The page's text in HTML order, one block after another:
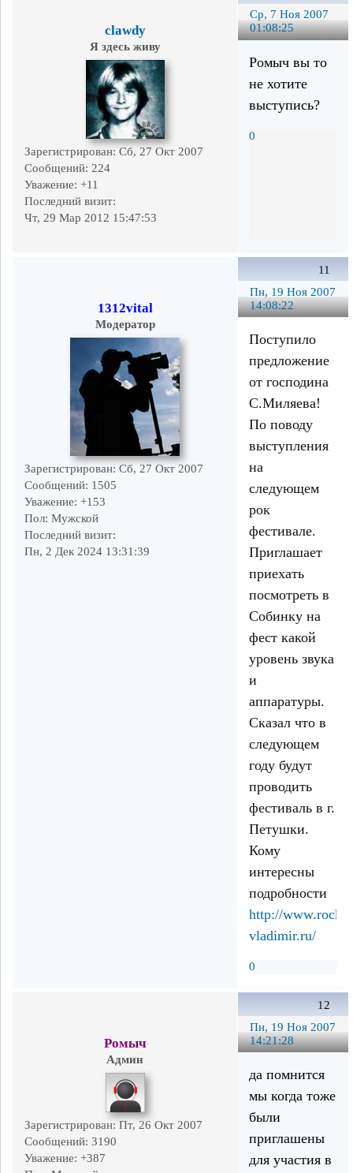
Ср, 7 Ноя 2007
01:08:25
clawdy
Я здесь живу
Зарегистрирован: Сб, 27 Окт 2007
Сообщений: 224
Уважение: +11
Последний визит:
Чт, 29 Мар 2012 15:47:53
Ромыч вы то
не хотите
выступись?
0
11
Пн, 19 Ноя 2007
14:08:22
1312vital
Модератор
Зарегистрирован: Сб, 27 Окт 2007
Сообщений: 1505
Уважение: +153
Пол: Мужской
Последний визит:
Пн, 2 Дек 2024 13:31:39
Поступило
предложение
от господина
С.Миляева!
По поводу
выступления
на
следующем
рок
фестивале.
Приглашает
приехать
посмотреть в
Собинку на
фест какой
уровень звука
и
аппаратуры.
Сказал что в
следующем
году будут
проводить
фестиваль в г.
Петушки.
Кому
интересны
подробности
http://
vladimir.ru/
0
12
Пн, 19 Ноя 2007
14:21:28
Ромыч
Админ
Зарегистрирован: Пт, 26 Окт 2007
Сообщений: 3190
Уважение: +387
да помнится
мы когда тоже
были
приглашены
для участия в